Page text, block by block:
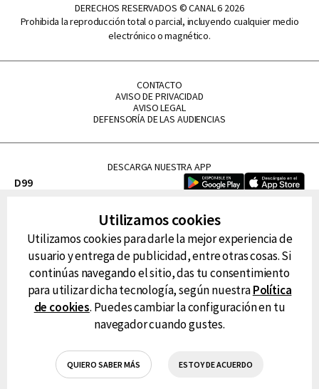
DERECHOS RESERVADOS © CANAL 6 2026
Prohibida la reproducción total o parcial, incluyendo cualquier medio
electrónico o magnético.
CONTACTO
AVISO DE PRIVACIDAD
AVISO LEGAL
DEFENSORÍA DE LAS AUDIENCIAS
DESCARGA NUESTRA APP
D99
FM Tu
RG Deportiva
Classic FM
Utilizamos cookies
Utilizamos cookies para darle la mejor experiencia de
usuario y entrega de publicidad, entre otras cosas. Si
continúas navegando el sitio, das tu consentimiento
para utilizar dicha tecnología, según nuestraPolítica
de cookies. Puedes cambiar la configuración en tu
navegador cuando gustes.
QUIERO SABER MÁS ESTOY DE ACUERDO